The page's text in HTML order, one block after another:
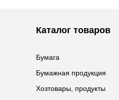
Каталог товаров
Бумага
Бумажная продукция
Хозтовары, продукты